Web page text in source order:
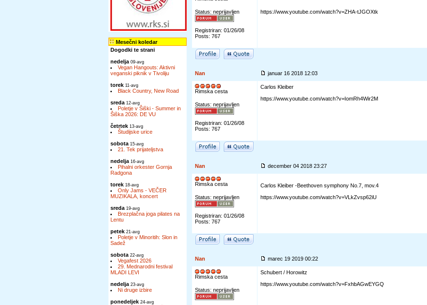
Mesečni koledar
Dogodki te strani
nedelja 09-avg
Vegan Hangouts: Aktivni
veganski piknik v Tivoliju
torek 11-avg
Black Country, New Road
sreda 12-avg
Poletje v Šiški - Summer in
Šiška 2026: DE VU
četrtek 13-avg
Študijske urice
sobota 15-avg
21. Tek prijateljstva
nedelja 16-avg
Pihalni orkester Gornja
Radgona
torek 18-avg
Only Jams - VEČER
MUZIKALA, koncert
sreda 19-avg
Brezplačna joga pilates na
Lentu
petek 21-avg
Poletje v Minoritih: Slon in
Sadež
sobota 22-avg
Vegafest 2026
29. Mednarodni festival
MLADI LEVI
nedelja 23-avg
Ni druge izbire
ponedeljek 24-avg
Status: neprijavljen
Registriran: 01/26/08
Posts: 767
https://www.youtube.com/watch?v=ZHA-tJGOXtk
Nan januar 16 2018 12:03
Rimska cesta
Status: neprijavljen
Registriran: 01/26/08
Posts: 767
Carlos Kleiber
https://www.youtube.com/watch?v=IomRh4Wir2M
Nan december 04 2018 23:27
Rimska cesta
Status: neprijavljen
Registriran: 01/26/08
Posts: 767
Carlos Kleiber -Beethoven symphony No.7, mov.4
https://www.youtube.com/watch?v=VLkZvsp62iU
Nan marec 19 2019 00:22
Rimska cesta
Status: neprijavljen
Schubert / Horowitz
https://www.youtube.com/watch?v=FxhbAGwEYGQ